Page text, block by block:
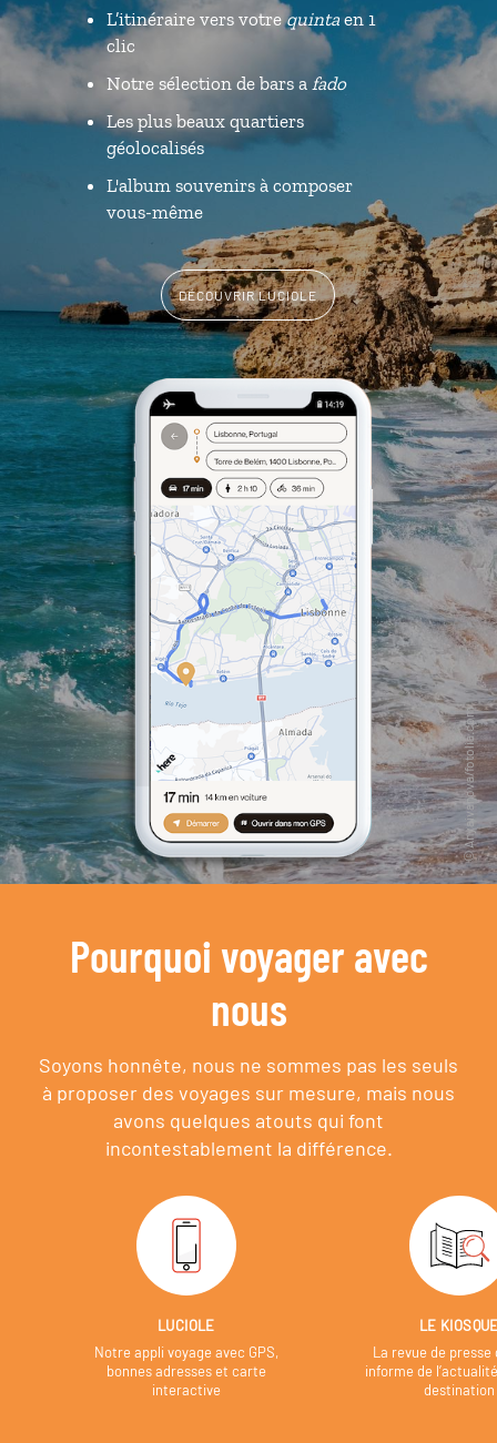
L’itinéraire vers votrequintaen 1
clic
Notre sélection de bars a fado
Les plus beaux quartiers
géolocalisés
L'album souvenirs à composer
vous-même
DÉCOUVRIR LUCIOLE
Pourquoi voyager avec
nous
Soyons honnête, nous ne sommes pas les seuls
à proposer des voyages sur mesure, mais nous
avons quelques atouts qui font
incontestablement la différence.
LUCIOLE
Notre appli voyage avec GPS,
bonnes adresses et carte
interactive
LE
La revue de presse
informe de
destination